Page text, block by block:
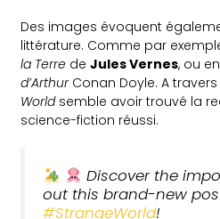
Des images évoquent
littérature. Comme par
la Terre deJules Vernes, ou
d’ArthurConan Doyle. A
Worldsemble avoir trouvé la
science-fiction réussi.
Discover the
out this brand-new
#StrangeWorld!